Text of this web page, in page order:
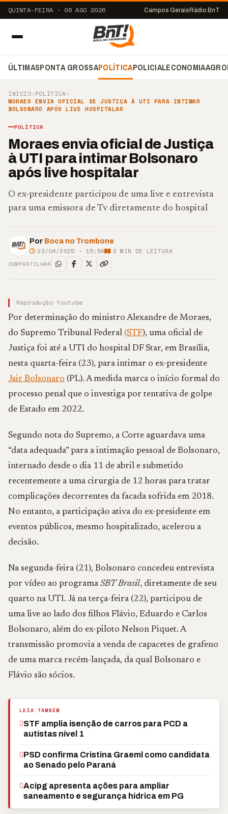
QUINTA-FEIRA · 06 AGO 2026 Campos Gerais Rádio BnT
ÚLTIMASPONTA GROSSAPOLÍTICAPOLICIALECONOMIA
INÍCIO›POLÍTICA›
MORAES ENVIA OFICIAL DE JUSTIÇA À UTI PARA INTIMAR
BOLSONARO APÓS LIVE HOSPITALAR
POLÍTICA
Moraes envia oficial de Justiça
à UTI para intimar Bolsonaro
após live hospitalar
O ex-presidente participou de uma live e entrevista
para uma emissora de Tv diretamente do hospital
Por Boca no Trombone
23/04/2025 · 15:54 2 MIN DE LEITURA
COMPARTILHAR
Reprodução Youtube
Por determinação do ministro Alexandre de Moraes,
do Supremo Tribunal Federal (STF), uma oficial de
Justiça foi até a UTI do hospital DF Star, em Brasília,
nesta quarta-feira (23), para intimar o ex-presidente
Jair Bolsonaro (PL). A medida marca o início formal do
processo penal que o investiga por tentativa de golpe
de Estado em 2022.
Segundo nota do Supremo, a Corte aguardava uma
“data adequada” para a intimação pessoal de Bolsonaro,
internado desde o dia 11 de abril e submetido
recentemente a uma cirurgia de 12 horas para tratar
complicações decorrentes da facada sofrida em 2018.
No entanto, a participação ativa do ex-presidente em
eventos públicos, mesmo hospitalizado, acelerou a
decisão.
Na segunda-feira (21), Bolsonaro concedeu entrevista
por vídeo ao programa SBT Brasil, diretamente de seu
quarto na UTI. Já na terça-feira (22), participou de
uma live ao lado dos filhos Flávio, Eduardo e Carlos
Bolsonaro, além do ex-piloto Nelson Piquet. A
transmissão promovia a venda de capacetes de grafeno
de uma marca recém-lançada, da qual Bolsonaro e
Flávio são sócios.
LEIA TAMBÉM
STF amplia isenção de carros para PCD a
autistas nível 1
PSD confirma Cristina Graeml como candidata
ao Senado pelo Paraná
Acipg apresenta ações para ampliar
saneamento e segurança hídrica em PG